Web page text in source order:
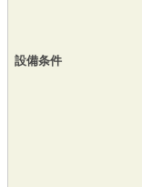
設備条件